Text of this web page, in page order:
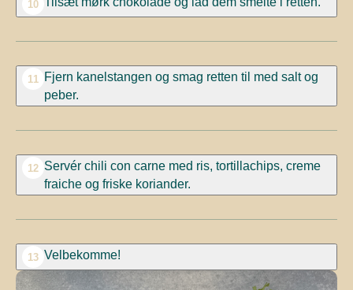
10
11 Fjern kanelstangen og smag retten til med salt og
peber.
12 Servér chili con carnemed ris, tortillachips, creme
fraiche og friske koriander.
13 Velbekomme!